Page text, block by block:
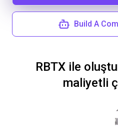
Build A
RBTX ile
maliyetli